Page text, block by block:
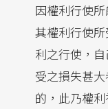
因權利行使
其權利行使
利之行使，
受之損失甚
的，此乃權